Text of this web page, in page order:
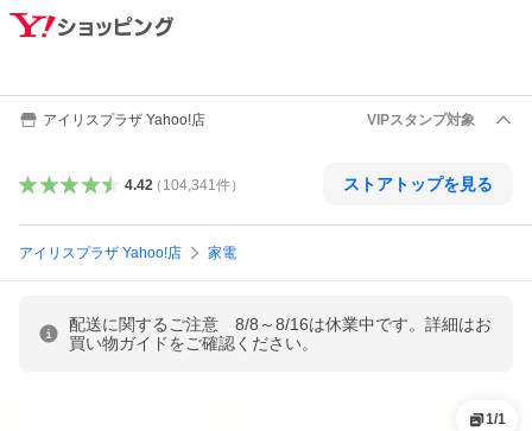
アイリスプラザ Yahoo!店 VIPスタンプ対象
4.42（ 104,341件） ストアトップを見る
アイリスプラザ Yahoo!店 家電
配送に関するご注意 8/8～8/16は休業中です。詳細はお
買い物ガイドをご確認ください。
1/1